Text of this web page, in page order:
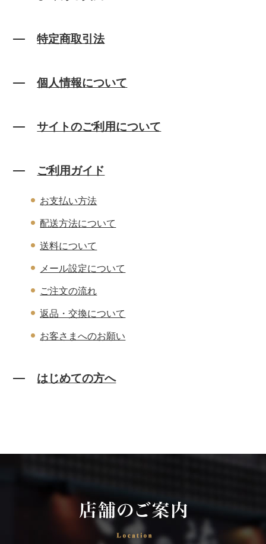
特定商取引法
個人情報について
サイトのご利用について
ご利用ガイド
お支払い方法
配送方法について
送料について
メール設定について
ご注文の流れ
返品・交換について
お客さまへのお願い
はじめての方へ